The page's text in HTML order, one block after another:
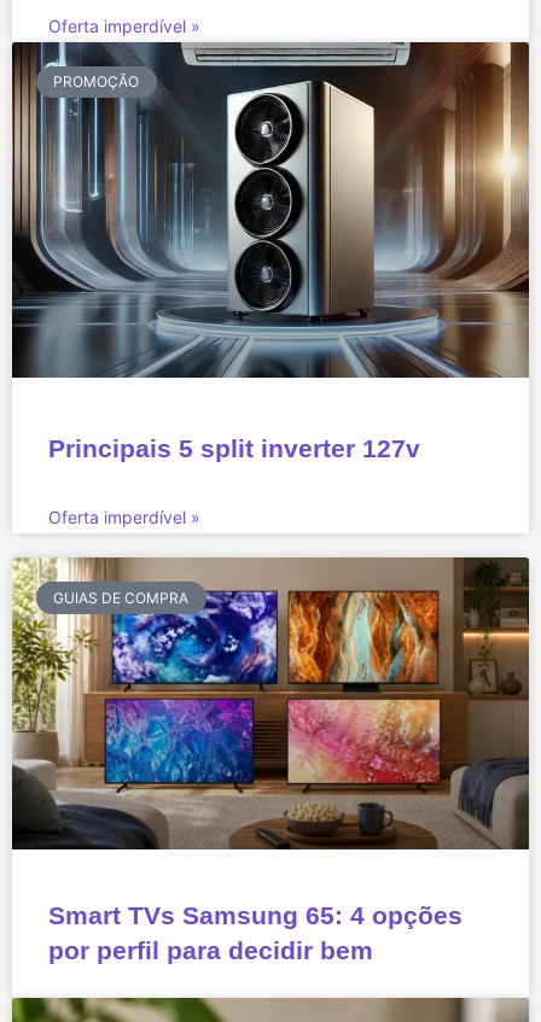
Oferta imperdível »
PROMOÇÃO
Principais 5 split inverter 127v
Oferta imperdível »
GUIAS DE COMPRA
Smart TVs Samsung 65: 4 opções
por perfil para decidir bem